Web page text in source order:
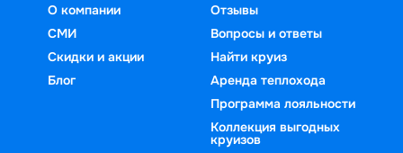
О компании
СМИ
Скидки и акции
Блог
Отзывы
Вопросы и ответы
Найти круиз
Аренда теплохода
Программа лояльности
Коллекция выгодных
круизов